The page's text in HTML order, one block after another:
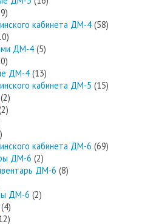
кабинета ДМ-4 (58)
ДМ-4 (5)
ДМ-4 (13)
кабинета ДМ-5 (15)
(2)
кабинета ДМ-6 (69)
ДМ-6 (2)
ДМ-6 (8)
ДМ-6 (2)
(4)